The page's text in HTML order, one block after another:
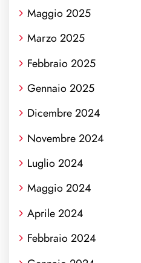
Maggio 2025
Marzo 2025
Febbraio 2025
Gennaio 2025
Dicembre 2024
Novembre 2024
Luglio 2024
Maggio 2024
Aprile 2024
Febbraio 2024